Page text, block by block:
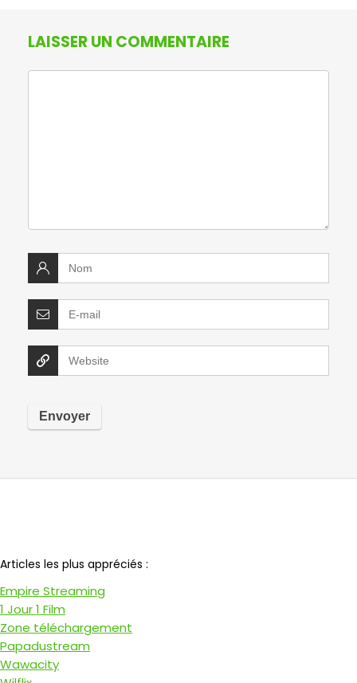
LAISSER UN COMMENTAIRE
Articles les plus appréciés :
Empire Streaming
1 Jour 1 Film
Zone téléchargement
Papadustream
Wawacity